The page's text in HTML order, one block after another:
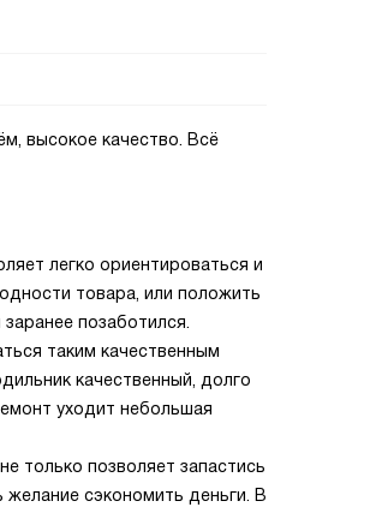
высокое качество. Всё
легко ориентироваться и
товара, или положить
позаботился.
таким качественным
качественный, долго
уходит небольшая
только позволяет запастись
сэкономить деньги. В